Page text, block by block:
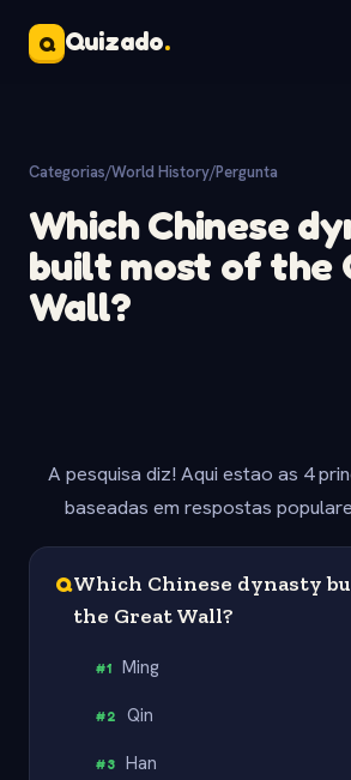
Q Quizado.
Categorias/World History/Pergunta
Which Chinese
built most of the
Wall?
A pesquisa diz! Aqui estao as 4
baseadas em respostas
QWhich Chinese dynasty
the Great Wall?
#1 Ming
#2 Qin
#3 Han